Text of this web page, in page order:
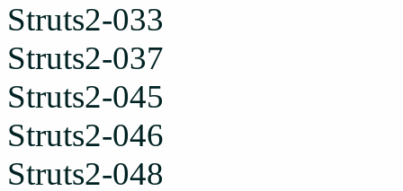
Struts2-033
Struts2-037
Struts2-045
Struts2-046
Struts2-048